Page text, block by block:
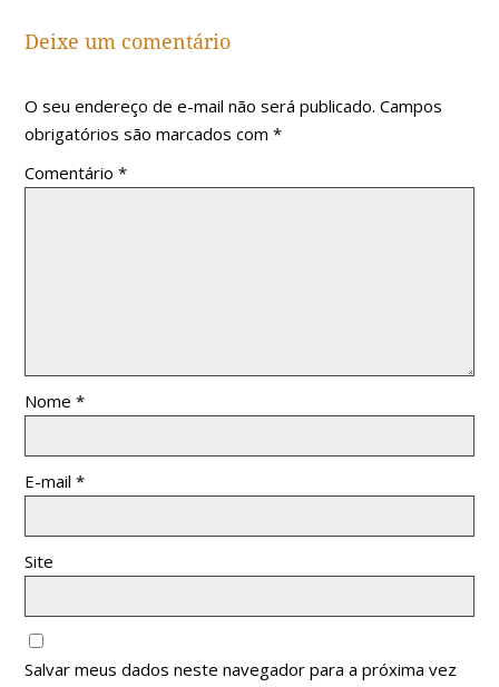
Deixe um comentário
O seu endereço de e-mail não será publicado. Campos
obrigatórios são marcados com*
Comentário*
Nome*
E-mail*
Site
Salvar meus dados neste navegador para a próxima vez